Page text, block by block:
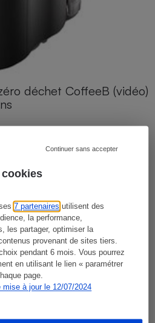
cookies
7 partenaires utilisent des
la performance,
les partager, optimiser la
provenant de sites tiers.
pendant 6 mois. Vous pourrez
en utilisant le lien « paramétrer
page.
à jour le 12/07/2024
Continuer sans accepter
déchet CoffeeB (vidéo)